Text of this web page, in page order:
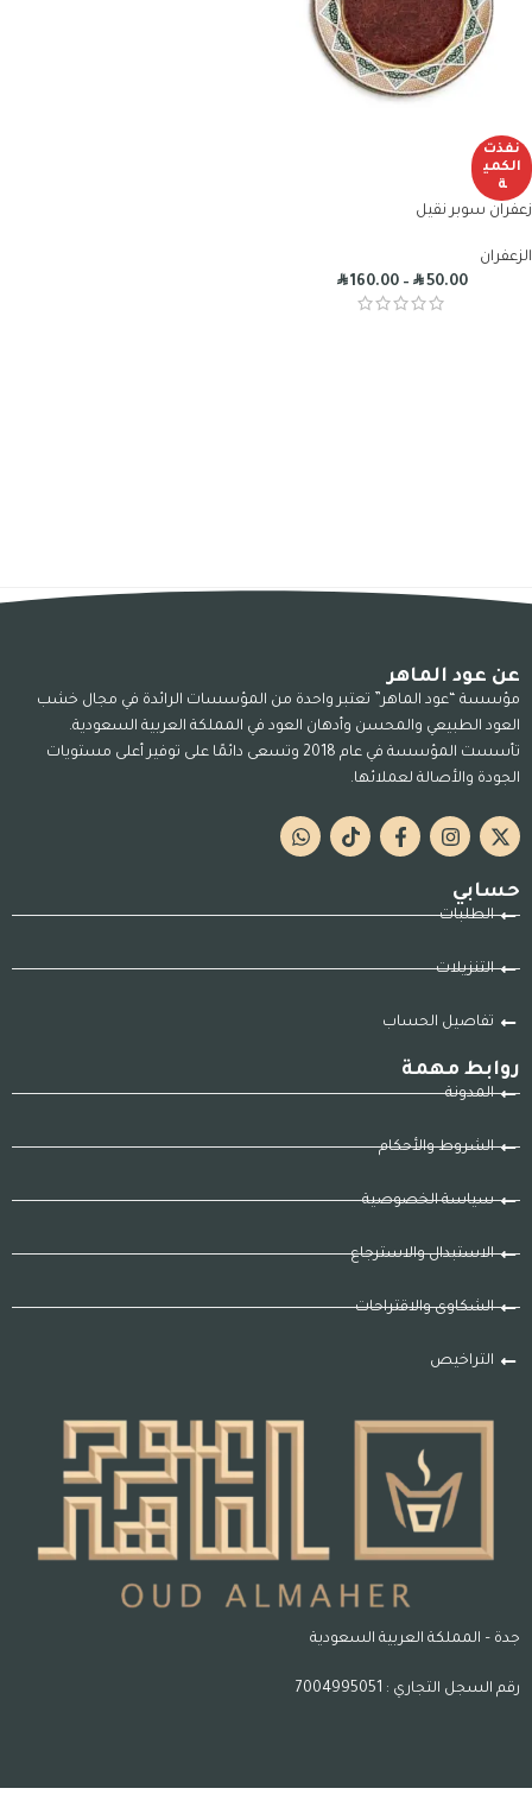
نفذت
الكمي
ة
زعفران سوبر نقيل
الزعفران
R50.00
–
R160.00
عن عود الماهر
مؤسسة “عود الماهر” تعتبر واحدة من المؤسسات الرائدة في مجال خشب
العود الطبيعي والمحسن وأدهان العود في المملكة العربية السعودية.
تأسست المؤسسة في عام 2018 وتسعى دائمًا على توفير أعلى مستويات
الجودة والأصالة لعملائها.
حسابي
الطلبات
التنزيلات
تفاصيل الحساب
روابط مهمة
المدونة
الشروط والأحكام
سياسة الخصوصية
الاستبدال والاسترجاع
الشكاوى والاقتراحات
التراخيص
جدة – المملكة العربية السعودية
رقم السجل التجاري : 7004995051